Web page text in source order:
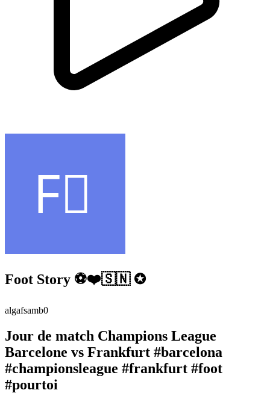
Foot Story ⚽️❤️🇸🇳 ✪
algafsamb0
Jour de match Champions League
Barcelone vs Frankfurt #barcelona
#championsleague #frankfurt #foot
#pourtoi